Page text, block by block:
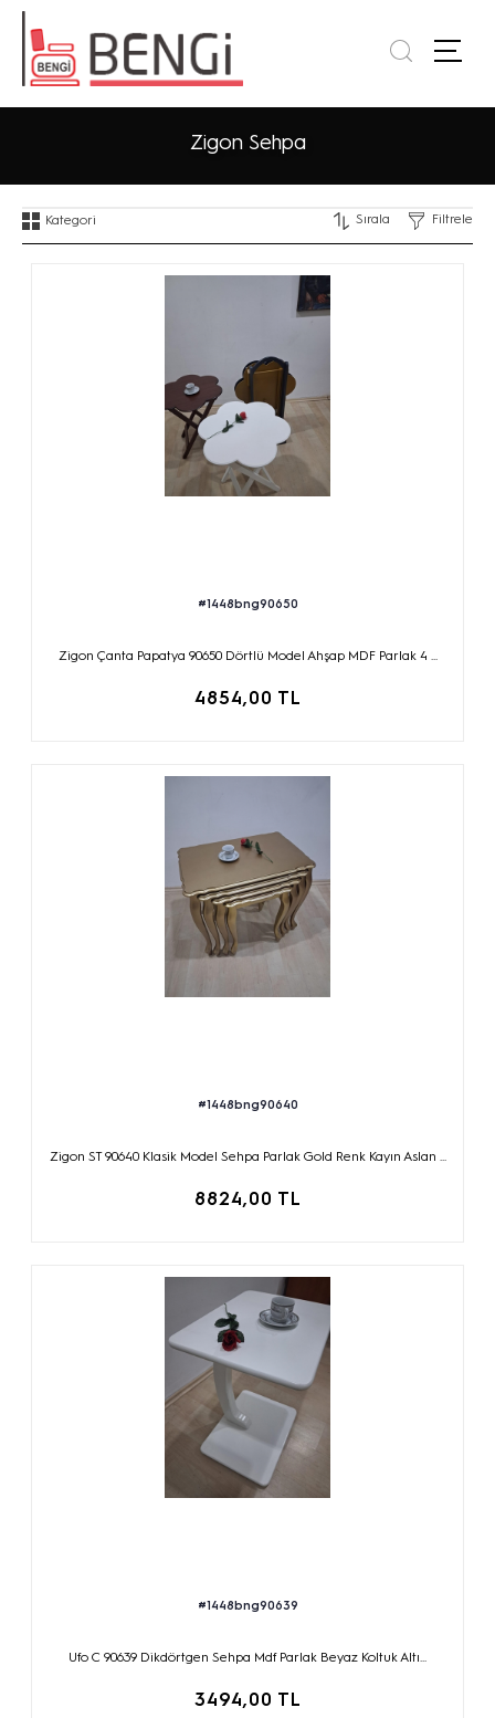
Zigon Sehpa
Sırala Filtrele
#1448bng90650
Zigon Çanta Papatya 90650 Dörtlü Model Ahşap MDF Parlak 4 ...
4854,00 TL
#1448bng90640
Zigon ST 90640 Klasik Model Sehpa Parlak Gold Renk Kayın Aslan ...
8824,00 TL
#1448bng90639
Ufo C 90639 Dikdörtgen Sehpa Mdf Parlak Beyaz Koltuk Altı...
3494,00 TL